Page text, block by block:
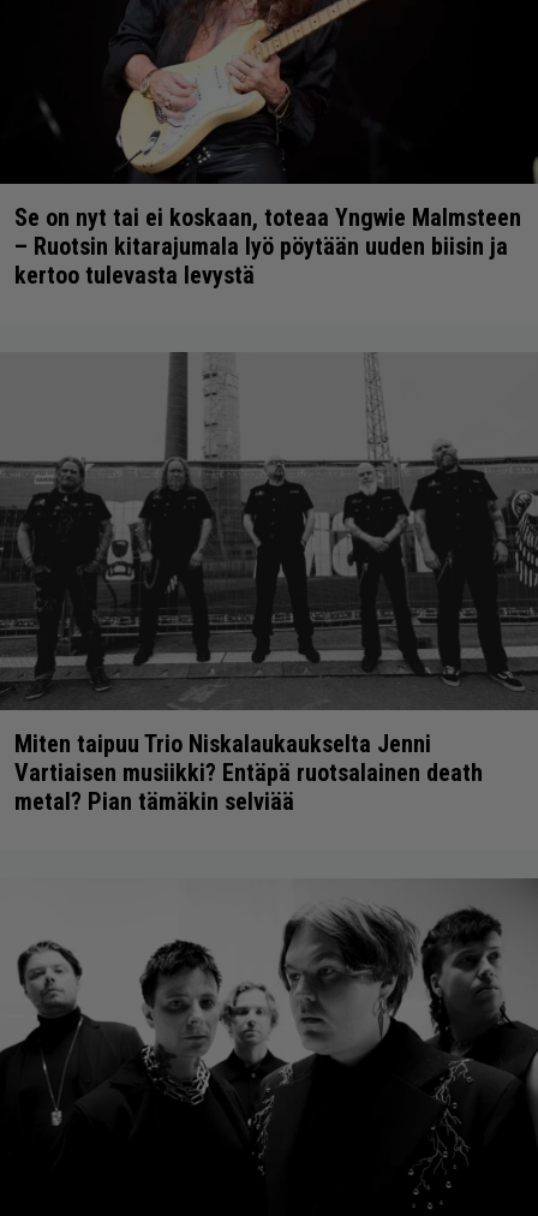
Se on nyt tai ei koskaan, toteaa Yngwie Malmsteen
– Ruotsin kitarajumala lyö pöytään uuden biisin ja
kertoo tulevasta levystä
Miten taipuu Trio Niskalaukaukselta Jenni
Vartiaisen musiikki? Entäpä ruotsalainen death
metal? Pian tämäkin selviää